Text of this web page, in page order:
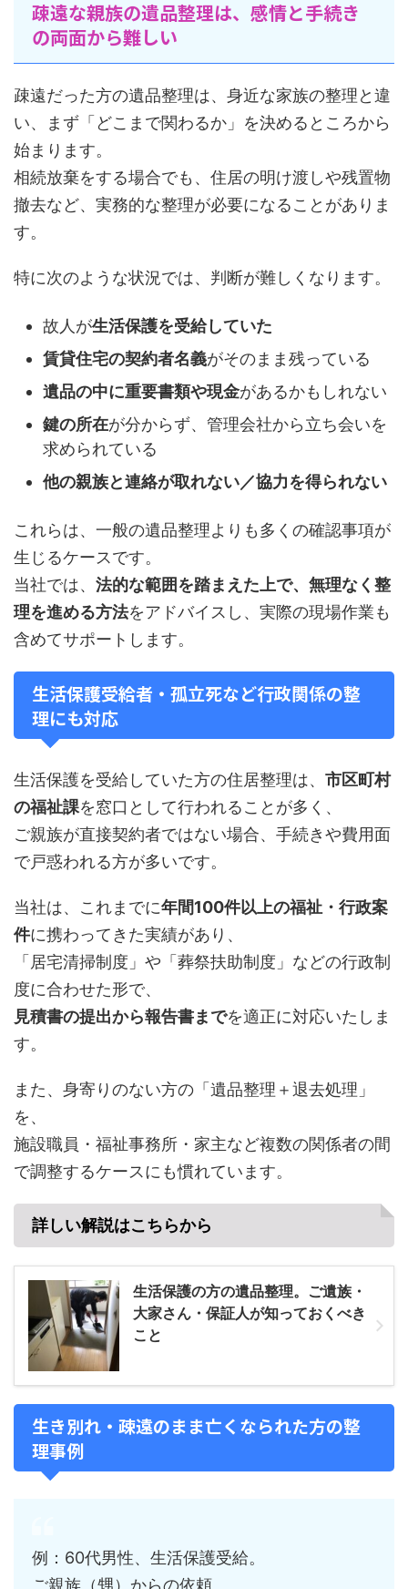
疎遠な親族の遺品整理は、感情と手続き
の両面から難しい
疎遠だった方の遺品整理は、身近な家族の整理と違
い、まず「どこまで関わるか」を決めるところから
始まります。
相続放棄をする場合でも、住居の明け渡しや残置物
撤去など、実務的な整理が必要になることがありま
す。
特に次のような状況では、判断が難しくなります。
故人が生活保護を受給していた
賃貸住宅の契約者名義がそのまま残っている
遺品の中に重要書類や現金があるかもしれない
鍵の所在が分からず、管理会社から立ち会いを
求められている
他の親族と連絡が取れない／協力を得られない
これらは、一般の遺品整理よりも多くの確認事項が
生じるケースです。
当社では、 法的な範囲を踏まえた上で、無理なく整
理を進める方法をアドバイスし、実際の現場作業も
含めてサポートします。
生活保護受給者・孤立死など行政関係の整
理にも対応
生活保護を受給していた方の住居整理は、 市区町村
の福祉課を窓口として行われることが多く、
ご親族が直接契約者ではない場合、手続きや費用面
で戸惑われる方が多いです。
当社は、これまでに年間100件以上の福祉・行政案
件に携わってきた実績があり、
「居宅清掃制度」や「葬祭扶助制度」などの行政制
度に合わせた形で、
見積書の提出から報告書までを適正に対応いたしま
す。
また、身寄りのない方の「遺品整理＋退去処理」
を、
施設職員・福祉事務所・家主など複数の関係者の間
で調整するケースにも慣れています。
詳しい解説はこちらから
生活保護の方の遺品整理。ご遺族・
大家さん・保証人が知っておくべき
こと
生き別れ・疎遠のまま亡くなられた方の整
理事例
例：60代男性、生活保護受給。
ご親族（甥）からの依頼。